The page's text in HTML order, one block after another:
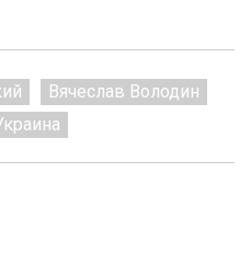
Вячеслав Володин